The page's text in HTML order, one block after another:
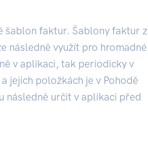
šablon faktur. Šablony faktur z
následně využít pro hromadné
v aplikaci, tak periodicky v
jejich položkách je v Pohodě
následně určit v aplikaci před